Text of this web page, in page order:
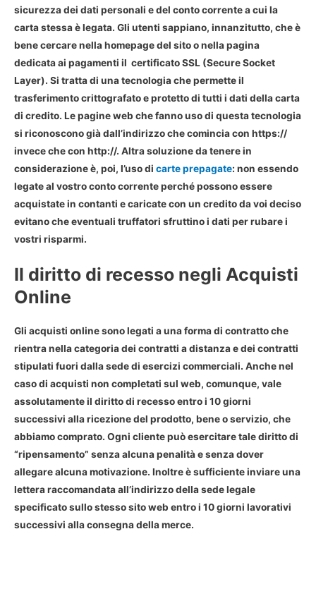
sicurezza dei dati personali e del conto corrente a cui la
carta stessa è legata. Gli utenti sappiano, innanzitutto, che è
bene cercare nella homepage del sito o nella pagina
dedicata ai pagamenti il certificato SSL (Secure Socket
Layer). Si tratta di una tecnologia che permette il
trasferimento crittografato e protetto di tutti i dati della carta
di credito. Le pagine web che fanno uso di questa tecnologia
si riconoscono già dall’indirizzo che comincia con https://
invece che con http://. Altra soluzione da tenere in
considerazione è, poi, l’uso di carte prepagate: non essendo
legate al vostro conto corrente perché possono essere
acquistate in contanti e caricate con un credito da voi deciso
evitano che eventuali truffatori sfruttino i dati per rubare i
vostri risparmi.
Il diritto di recesso negli Acquisti
Online
Gli acquisti online sono legati a una forma di contratto che
rientra nella categoria dei contratti a distanzae dei contratti
stipulati fuori dalla sede di esercizi commerciali. Anche nel
caso di acquisti non completati sul web, comunque, vale
assolutamente il diritto di recesso entro i 10 giorni
successivi alla ricezione del prodotto, bene o servizio, che
abbiamo comprato. Ogni cliente può esercitare tale diritto di
“ripensamento” senza alcuna penalità e senza dover
allegare alcuna motivazione. Inoltre è sufficiente inviare una
lettera raccomandata all’indirizzo della sede legale
specificato sullo stesso sito web entro i 10 giorni lavorativi
successivi alla consegna della merce.